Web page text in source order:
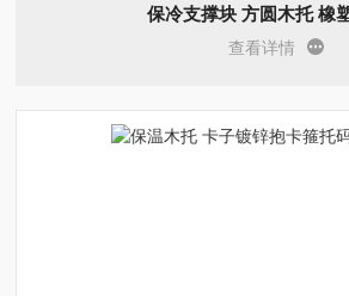
保冷支撑块 方圆木托 橡
查看详情